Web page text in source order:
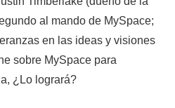
al mando de MySpace;
en las ideas y visiones
sobre MySpace para
¿Lo logrará?